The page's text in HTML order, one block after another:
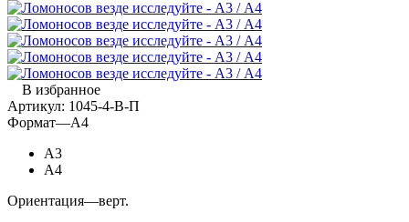
В избранное
Артикул: 1045-4-В-П
Формат—А4
А3
А4
Ориентация—верт.